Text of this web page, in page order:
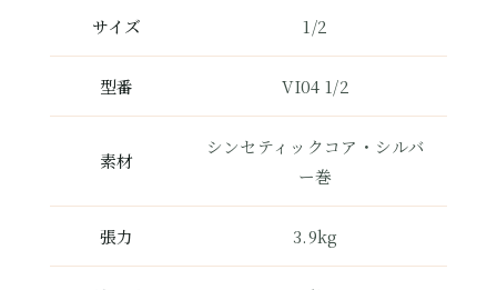
サイズ 1/2
型番 VI04 1/2
素材
シンセティックコア・シルバ
ー巻
張力 3.9kg